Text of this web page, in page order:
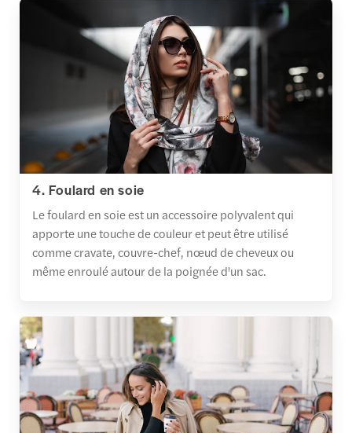
4. Foulard en soie
Le foulard en soie est un accessoire polyvalent qui
apporte une touche de couleur et peut être utilisé
comme cravate, couvre-chef, nœud de cheveux ou
même enroulé autour de la poignée d'un sac.